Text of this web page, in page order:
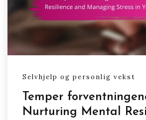
Selvhjelp og personlig vekst
Temper
Nurturing Mental